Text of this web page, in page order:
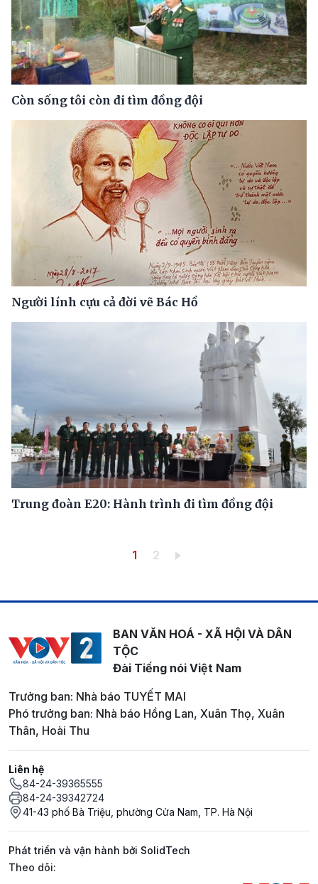
Còn sống tôi còn đi tìm đồng đội
Người lính cựu cả đời vẽ Bác Hồ
Trung đoàn E20: Hành trình đi tìm đồng đội
Trang hiện thời
1 Trang
2
BAN VĂN HOÁ - XÃ HỘI VÀ DÂN
TỘC
Đài Tiếng nói Việt Nam
Trưởng ban: Nhà báo TUYẾT MAI
Phó trưởng ban: Nhà báo Hồng Lan, Xuân Thọ, Xuân
Thân, Hoài Thu
Liên hệ
84-24-39365555
84-24-39342724
41-43 phố Bà Triệu, phường Cửa Nam, TP. Hà Nội
Phát triển và vận hành bởi SolidTech
Mạng xã hội
Theo dõi: